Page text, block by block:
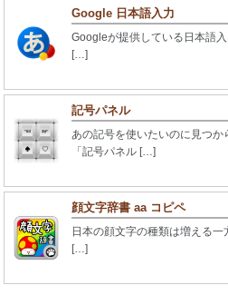
Google 日本語入力
Googleが提供している日本語
[…]
記号パネル
あの記号を使いたいのに見つ
「記号パネル […]
顔文字辞書 aa コピペ
日本の顔文字の種類は増える
[…]